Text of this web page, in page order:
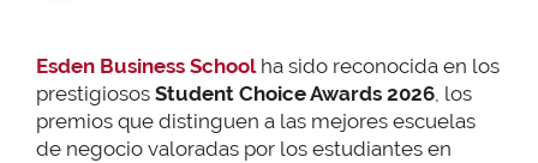
Esden Business Schoolha sido reconocida en los
prestigiosos Student Choice Awards 2026, los
premios que distinguen a las mejores escuelas
de negocio valoradas por los estudiantes en